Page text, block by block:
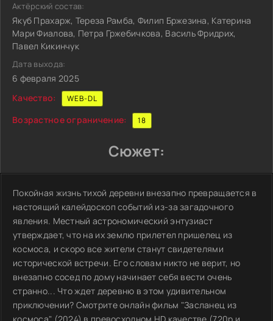
Актёрский состав:
Якуб Прахарж, Тереза Рамба, Филип Бржезина, Катерина
Мари Фиалова, Петра Гржебичкова, Василь Фридрих,
Павел Кикинчук
Дата выхода:
6 февраля 2025
Качество:
WEB-DL
Возрастное ограничение: 18
Сюжет:
Покойная жизнь тихой деревни внезапно превращается в
настоящий калейдоскоп событий из-за загадочного
явления. Местный астрономический энтузиаст
утверждает, что на их землю прилетел пришелец из
космоса, и скоро все жители станут свидетелями
исторической встречи. Его словам никто не верит, но
внезапно сосед по дому начинает себя вести очень
странно... Что ждет деревню в этом удивительном
приключении? Смотрите онлайн фильм "Засланец из